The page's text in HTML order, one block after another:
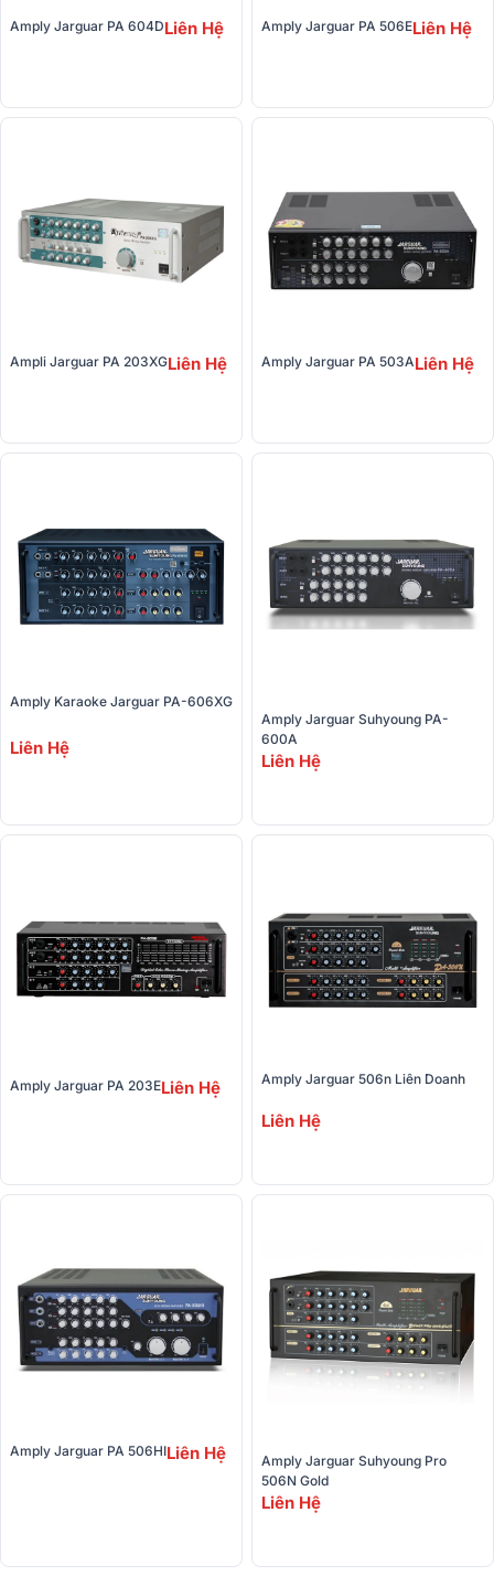
Amply Jarguar PA 604DLiên Hệ Amply Jarguar PA 506ELiên Hệ
Ampli Jarguar PA 203XGLiên Hệ Amply Jarguar PA 503ALiên Hệ
Amply Karaoke Jarguar PA-606XG
Liên Hệ
Amply Jarguar Suhyoung PA-
600A
Liên Hệ
Amply Jarguar PA 203ELiên Hệ Amply Jarguar 506n Liên Doanh
Liên Hệ
Amply Jarguar PA 506HILiên Hệ
Amply Jarguar Suhyoung Pro
506N Gold
Liên Hệ